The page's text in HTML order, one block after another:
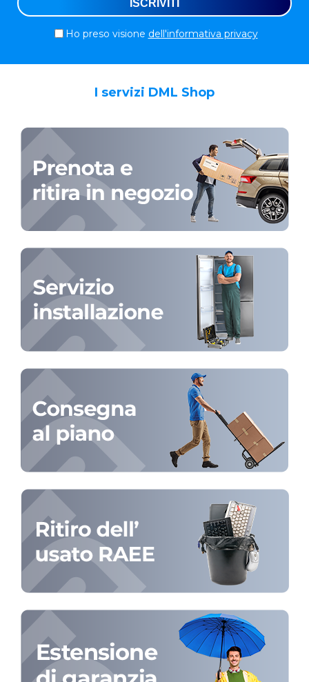
Ho preso visione dell'informativa privacy
I servizi DML Shop